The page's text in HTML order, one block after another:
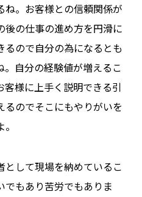
ね。お客様との信頼関係が
後の仕事の進め方を円滑に
るので自分の為になるとも
。自分の経験値が増えるこ
客様に上手く説明できる引
るのでそこにもやりがいを
として現場を納めているこ
でもあり苦労でもありま